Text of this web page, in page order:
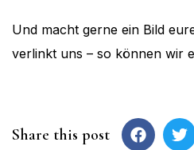
Und macht gerne ein Bild
verlinkt uns – so können wir
Share this post